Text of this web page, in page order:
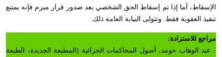
الإسقاط، أما إذا تم إسقاط الحق الشخصي بعد صدور قرار مبرم فإنه يمتنع
تنفيذ العقوبة فقط. وتتولى النيابة العامة ذلك.
مراجع للاستزادة:
- عبد الوهاب حومد، أصول المحاكمات الجزائية (المطبعة الجديدة، الطبعة